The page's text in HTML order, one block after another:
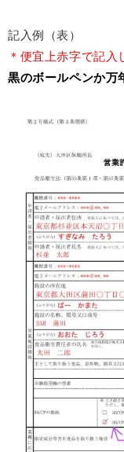
記入例（表）
＊便宜上赤字で記
黒のボールペンか万